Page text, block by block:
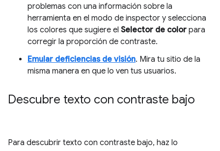
problemas con una información sobre la
herramienta en el modo de inspector y selecciona
los colores que sugiere el Selector de color para
corregir la proporción de contraste.
Emular deficiencias de visión. Mira tu sitio de la
misma manera en que lo ven tus usuarios.
Descubre texto con contraste bajo
Para descubrir texto con contraste bajo, haz lo